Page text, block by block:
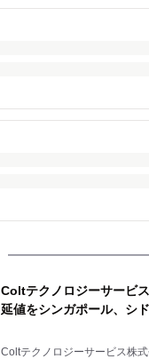
Coltテクノロジーサービ
延値をシンガポール、シ
Coltテクノロジーサービス株